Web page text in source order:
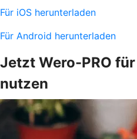
Für iOS herunterladen
Für Android herunterladen
Jetzt Wero-PRO
nutzen